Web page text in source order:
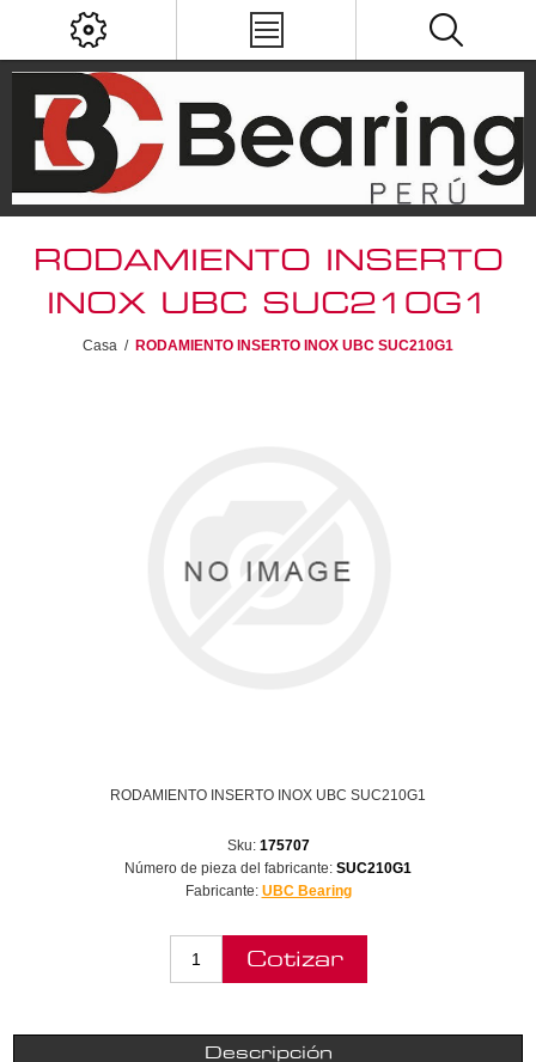
RODAMIENTO INSERTO
INOX UBC SUC210G1
Casa / RODAMIENTO INSERTO INOX UBC SUC210G1
RODAMIENTO INSERTO INOX UBC SUC210G1
Sku: 175707
Número de pieza del fabricante: SUC210G1
Fabricante: UBC Bearing
Descripción